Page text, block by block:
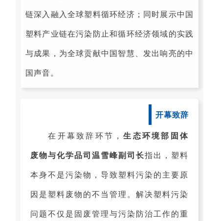
链深入融入全球塑料循环经济；同时展示中国
塑料产业链在污染防止和循环经济领域的实践
与成果，为全球贡献中国智慧、发出响亮的中
国声音。
开幕致辞
在开幕致辞环节，生态环境部固体
废物与化学品司温雪峰副司长指出，塑料
本身不是污染物，导致塑料污染的主要原
因是塑料废物的不当管理。解决塑料污染
问题不仅是固废管理与污染防治工作的重